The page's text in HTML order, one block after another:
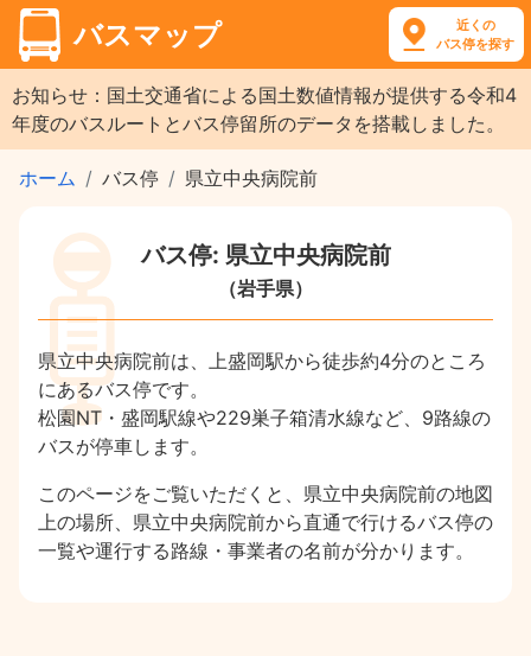
バスマップ
近くの
バス停を探す
お知らせ：国土交通省による国土数値情報が提供する令和4
年度のバスルートとバス停留所のデータを搭載しました。
ホーム バス停 県立中央病院前
バス停: 県立中央病院前
（岩手県）
県立中央病院前は、上盛岡駅から徒歩約4分のところ
にあるバス停です。
松園NT・盛岡駅線や229巣子箱清水線など、9路線の
バスが停車します。
このページをご覧いただくと、県立中央病院前の地図
上の場所、県立中央病院前から直通で行けるバス停の
一覧や運行する路線・事業者の名前が分かります。